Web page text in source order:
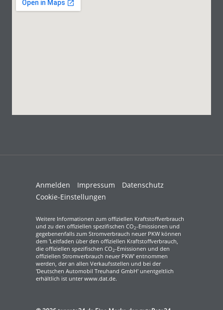
Anmelden Impressum
Datenschutz
Cookie-Einstellungen
Weitere Informationen zum offiziellen Kraftstoffverbrauch
und zu den offiziellen spezifischen CO2-Emissionen und
gegebenenfalls zum Stromverbrauch neuer PKW können
dem 'Leitfaden über den offiziellen Kraftstoffverbrauch,
die offiziellen spezifischen CO2-Emissionen und den
offiziellen Stromverbrauch neuer PKW' entnommen
werden, der an allen Verkaufsstellen und bei der
'Deutschen Automobil Treuhand GmbH' unentgeltlich
erhältlich ist unter www.dat.de.